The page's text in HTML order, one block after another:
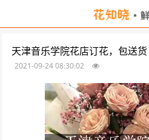
天津音乐学院花店订花，包送货
2021-09-24 08:30:02